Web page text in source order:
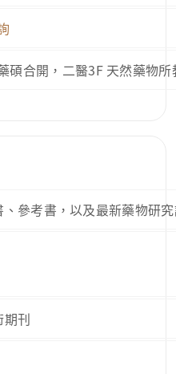
碩合開，二醫3F 天然藥物所
參考書，以及最新藥物研
期刊